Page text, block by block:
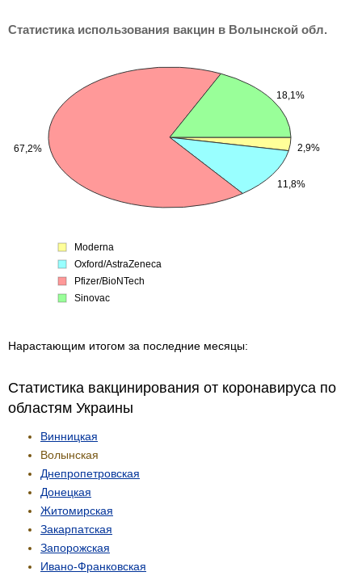
Статистика использования вакцин в Волынской обл.
2,9%
11,8%
67,2%
18,1%
Moderna
Oxford/AstraZeneca
Pfizer/BioNTech
Sinovac
Нарастающим итогом за последние месяцы:
Статистика вакцинирования от коронавируса по
областям Украины
Винницкая
Волынская
Днепропетровская
Донецкая
Житомирская
Закарпатская
Запорожская
Ивано-Франковская